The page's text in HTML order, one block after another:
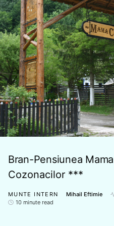
Bran-Pensiunea Mama
Cozonacilor ***
MUNTE INTERN Mihail Eftimie
10 minute read